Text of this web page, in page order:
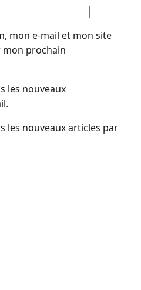
mon e-mail et mon site
prochain
les nouveaux
les nouveaux articles par